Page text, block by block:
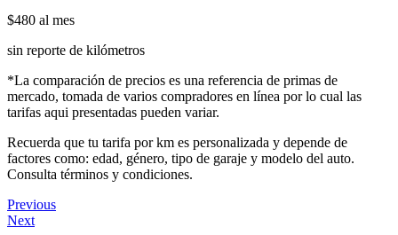
$480 al mes
sin reporte de kilómetros
*La comparación de precios es una referencia de primas de
mercado, tomada de varios compradores en línea por lo cual las
tarifas aqui presentadas pueden variar.
Recuerda que tu tarifa por km es personalizada y depende de
factores como: edad, género, tipo de garaje y modelo del auto.
Consulta términos y condiciones.
Previous
Next